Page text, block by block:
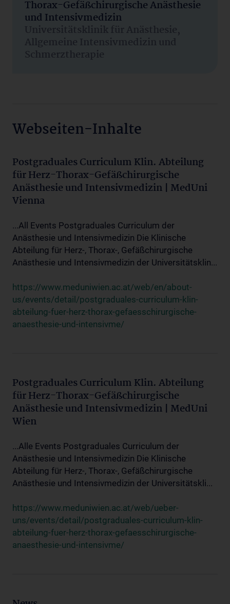
Thorax-Gefäßchirurgische Anästhesie
und Intensivmedizin
Universitätsklinik für Anästhesie,
Allgemeine Intensivmedizin und
Schmerztherapie
Webseiten-Inhalte
Postgraduales Curriculum Klin. Abteilung
für Herz-Thorax-Gefäßchirurgische
Anästhesie und Intensivmedizin | MedUni
Vienna
...All Events Postgraduales Curriculum der
Anästhesie und Intensivmedizin Die Klinische
Abteilung für Herz-, Thorax-, Gefäßchirurgische
Anästhesie und Intensivmedizin der Universitätsklin...
https://www.meduniwien.ac.at/web/en/about-
us/events/detail/postgraduales-curriculum-klin-
abteilung-fuer-herz-thorax-gefaesschirurgische-
anaesthesie-und-intensivme/
Postgraduales Curriculum Klin. Abteilung
für Herz-Thorax-Gefäßchirurgische
Anästhesie und Intensivmedizin | MedUni
Wien
...Alle Events Postgraduales Curriculum der
Anästhesie und Intensivmedizin Die Klinische
Abteilung für Herz-, Thorax-, Gefäßchirurgische
Anästhesie und Intensivmedizin der Universitätskli...
https://www.meduniwien.ac.at/web/ueber-
uns/events/detail/postgraduales-curriculum-klin-
abteilung-fuer-herz-thorax-gefaesschirurgische-
anaesthesie-und-intensivme/